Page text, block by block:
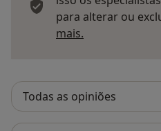
para alterar ou
mais.